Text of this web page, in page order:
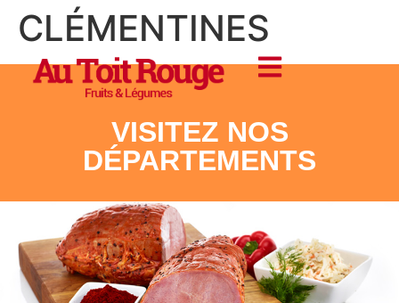
CLÉMENTINES
VISITEZ NOS
DÉPARTEMENTS